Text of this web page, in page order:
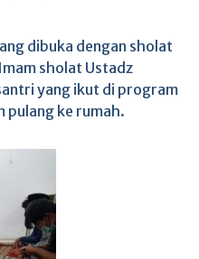
dibuka dengan sholat
sholat Ustadz
yang ikut di program
pulang ke rumah.